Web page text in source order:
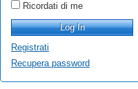
Ricordati di me
Registrati
Recupera password